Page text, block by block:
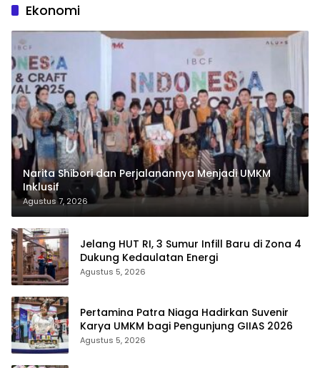
Ekonomi
Narita Shibori dan Perjalanannya Menjadi UMKM
Inklusif
Agustus 7, 2026
Jelang HUT RI, 3 Sumur Infill Baru di Zona 4
Dukung Kedaulatan Energi
Agustus 5, 2026
Pertamina Patra Niaga Hadirkan Suvenir
Karya UMKM bagi Pengunjung GIIAS 2026
Agustus 5, 2026